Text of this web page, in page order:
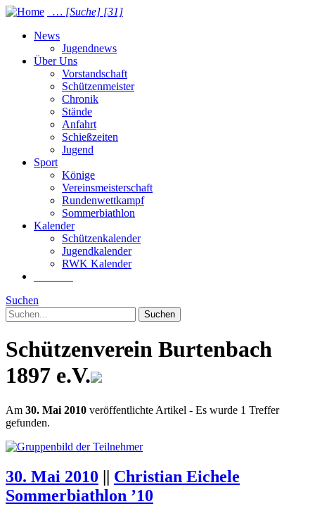
… [Suche] [31]
News
Jugendnews
Über Uns
Vorstandschaft
Schützenmeister
Chronik
Stände
Anfahrt
Schießzeiten
Jugend
Sport
Könige
Vereinsmeisterschaft
Rundenwettkampf
Sommer­biathlon
Kalender
Schützenkalender
Jugendkalender
RWK Kalender
Suchen
Suchen
Schützenverein Burtenbach
1897 e.V.
Am 30. Mai 2010 veröffentlichte Artikel - Es wurde 1 Treffer
gefunden.
30. Mai 2010 || Christian Eichele
Sommerbiathlon ’10